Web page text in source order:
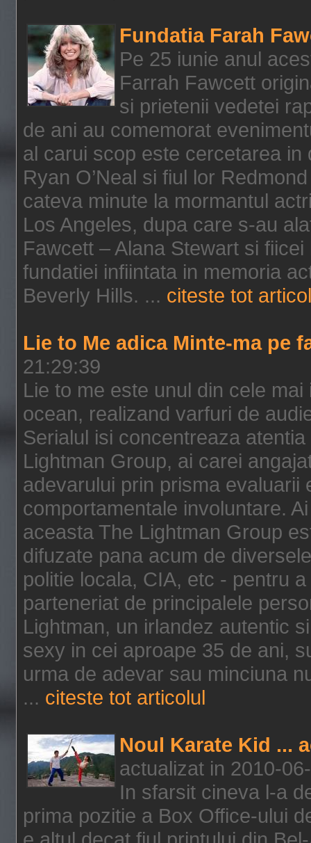
Fundatia Farah
Pe 25 iunie anul
Farrah Fawcett
si prietenii vedetei
de ani au comemorat
al carui scop este cercetarea
Ryan O’Neal si fiul lor
cateva minute la mormantul
Los Angeles, dupa care s-au
Fawcett – Alana Stewart si fiicei
fundatiei infiintata in memoria
Beverly Hills. ... citeste tot
Lie to Me adica Minte-ma pe
21:29:39
Lie to me este unul din cele
ocean, realizand varfuri de
Serialul isi concentreaza
Lightman Group, ai carei
adevarului prin prisma evaluarii
comportamentale involuntare.
aceasta The Lightman Group
difuzate pana acum de
politie locala, CIA, etc - pentru
parteneriat de principalele
Lightman, un irlandez autentic
sexy in cei aproape 35 de ani,
urma de adevar sau minciuna
... citeste tot articolul
Noul Karate Kid ...
actualizat in 2010-
In sfarsit cineva l-a
prima pozitie a Box Office-ului